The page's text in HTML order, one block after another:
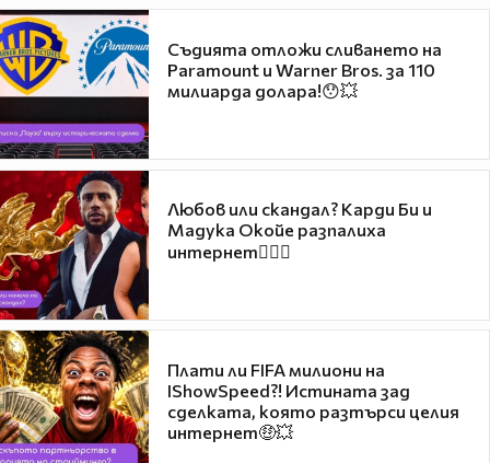
Съдията отложи сливането на
Paramount и Warner Bros. за 110
милиарда долара!😯💥
Любов или скандал? Карди Би и
Мадука Окойе разпалиха
интернет❤️‍🔥🔥
Плати ли FIFA милиони на
IShowSpeed?! Истината зад
сделката, която разтърси целия
интернет🤑💥